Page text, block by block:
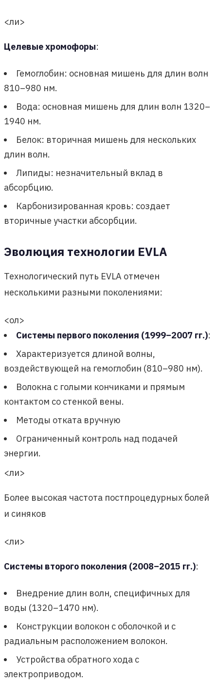
<ли>
Целевые хромофоры:
Гемоглобин: основная мишень для длин волн
810–980 нм.
Вода: основная мишень для длин волн 1320–
1940 нм.
Белок: вторичная мишень для нескольких
длин волн.
Липиды: незначительный вклад в
абсорбцию.
Карбонизированная кровь: создает
вторичные участки абсорбции.
Эволюция технологии EVLA
Технологический путь EVLA отмечен
несколькими разными поколениями:
<ол>
Системы первого поколения (1999–2007 гг.):
Характеризуется длиной волны,
воздействующей на гемоглобин (810–980 нм).
Волокна с голыми кончиками и прямым
контактом со стенкой вены.
Методы отката вручную
Ограниченный контроль над подачей
энергии.
<ли>
Более высокая частота постпроцедурных болей
и синяков
<ли>
Системы второго поколения (2008–2015 гг.):
Внедрение длин волн, специфичных для
воды (1320–1470 нм).
Конструкции волокон с оболочкой и с
радиальным расположением волокон.
Устройства обратного хода с
электроприводом.